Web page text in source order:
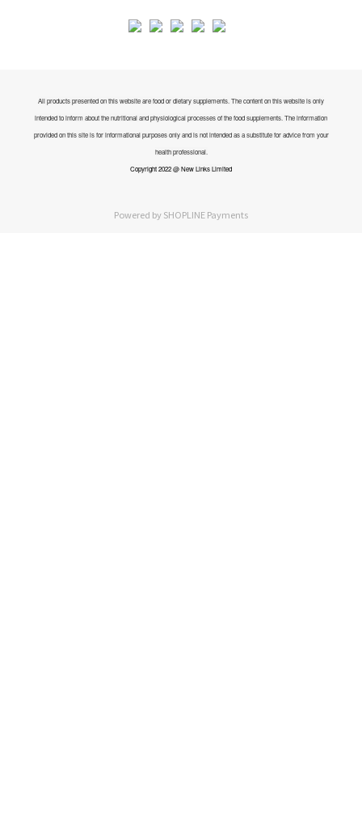
All products presented on this website are food or dietary supplements. The content on this website is only
intended to inform about the nutritional and physiological processes of the food supplements. The information
provided on this site is for informational purposes only and is not intended as a substitute for advice from your
health professional.
Copyright 2022 @ New Links Limited
Powered bySHOPLINE Payments